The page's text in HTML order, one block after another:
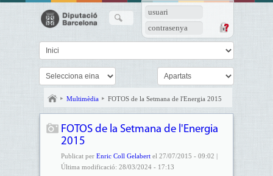
usuari
contrasenya
Multimèdia FOTOS de la Setmana de l'Energia 2015
FOTOS de la Setmana de l'Energia
2015
Publicat per Enric Coll Gelabertel 27/07/2015 - 09:02 |
Última modificació: 28/03/2024 - 17:13